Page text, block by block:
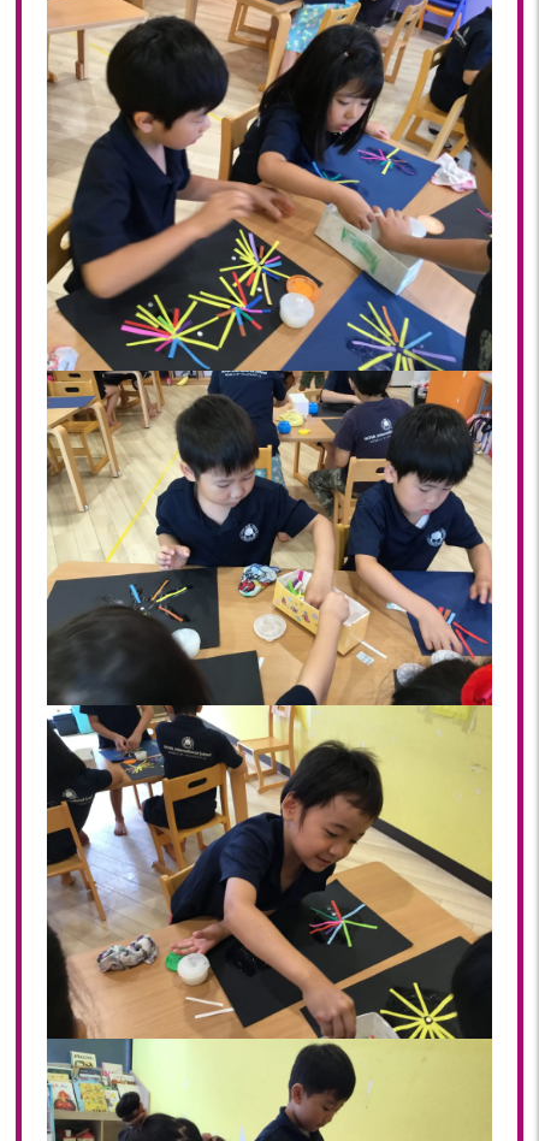
2021年 02月(18)
2021年 01月(19)
2020
2020年 12月(19)
2020年 11月(19)
2020年 10月(22)
2020年 09月(20)
2020年 08月(20)
2020年 07月(21)
2020年 06月(22)
2020年 05月(18)
2020年 04月(21)
2020年 03月(19)
2020年 02月(16)
2020年 01月(19)
2019
2019年 12月(20)
2019年 11月(20)
2019年 10月(21)
2019年 09月(17)
2019年 08月(20)
2019年 07月(22)
2019年 06月(20)
2019年 05月(19)
2019年 04月(5)
2019年 03月(11)
2019年 02月(12)
2019年 01月(15)
2018年 12月(12)
2018年 11月(18)
2018年 10月(17)
2018年 09月(15)